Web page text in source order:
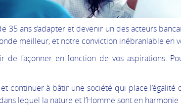
ans s’adapter et devenir un des acteurs
meilleur, et notre conviction inébranlable en
façonner en fonction de vos aspirations.
à bâtir une société qui place l’égalité
lequel la nature et l’Homme sont en